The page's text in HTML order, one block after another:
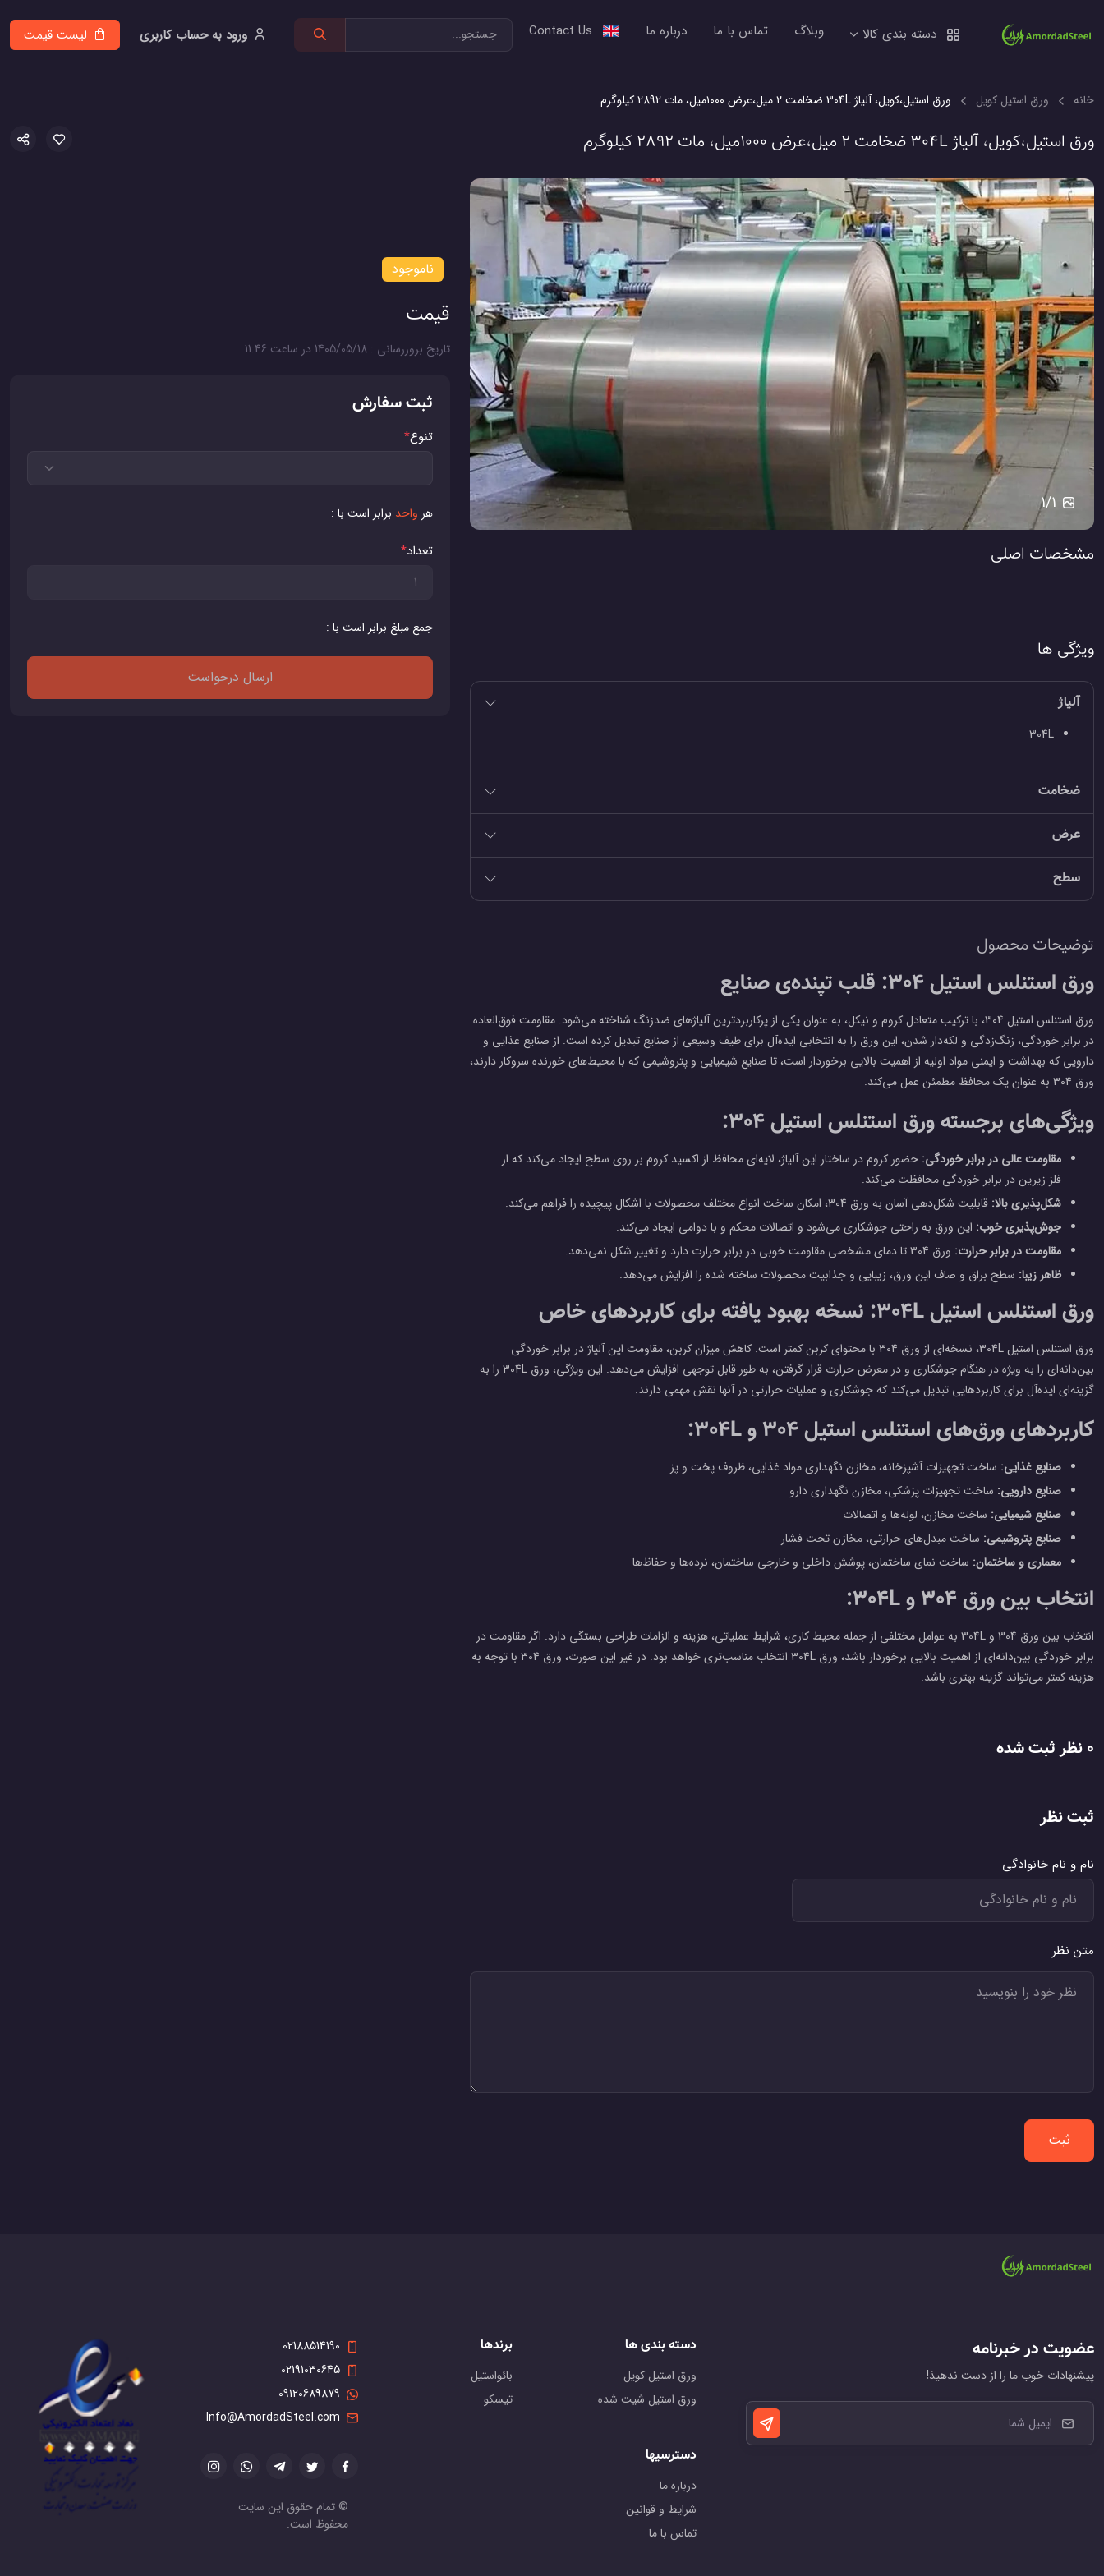
ورود به حساب کاربری لیست قیمت دسته بندی کالا وبلاگ تماس با ما درباره ما
خانه ورق استیل کویل ورق استیل،کویل، آلیاژ 304L ضخامت ۲ میل،عرض ۱۰۰۰میل، مات 2892 کیلوگرم
ورق استیل،کویل، آلیاژ 304L ضخامت ۲ میل،عرض ۱۰۰۰میل، مات 2892 کیلوگرم
1/1
مشخصات اصلی
ویژگی ها
آلیاژ
304L
ضخامت
عرض
سطح
توضیحات محصول
ورق استنلس استیل 304: قلب تپنده‌ی صنایع
ورق استنلس استیل 304، با ترکیب متعادل کروم و نیکل، به عنوان یکی از پرکاربردترین آلیاژهای ضدزنگ شناخته می‌شود. مقاومت فوق‌العاده
در برابر خوردگی، زنگ‌زدگی و لکه‌دار شدن، این ورق را به انتخابی ایده‌آل برای طیف وسیعی از صنایع تبدیل کرده است. از صنایع غذایی و
دارویی که بهداشت و ایمنی مواد اولیه از اهمیت بالایی برخوردار است، تا صنایع شیمیایی و پتروشیمی که با محیط‌های خورنده سروکار دارند،
ورق 304 به عنوان یک محافظ مطمئن عمل می‌کند.
ویژگی‌های برجسته ورق استنلس استیل 304:
مقاومت عالی در برابر خوردگی: حضور کروم در ساختار این آلیاژ، لایه‌ای محافظ از اکسید کروم بر روی سطح ایجاد می‌کند که از
فلز زیرین در برابر خوردگی محافظت می‌کند.
شکل‌پذیری بالا: قابلیت شکل‌دهی آسان به ورق 304، امکان ساخت انواع مختلف محصولات با اشکال پیچیده را فراهم می‌کند.
جوش‌پذیری خوب: این ورق به راحتی جوشکاری می‌شود و اتصالات محکم و با دوامی ایجاد می‌کند.
مقاومت در برابر حرارت: ورق 304 تا دمای مشخصی مقاومت خوبی در برابر حرارت دارد و تغییر شکل نمی‌دهد.
ظاهر زیبا: سطح براق و صاف این ورق، زیبایی و جذابیت محصولات ساخته شده را افزایش می‌دهد.
ورق استنلس استیل 304L: نسخه بهبود یافته برای کاربردهای خاص
ورق استنلس استیل 304L، نسخه‌ای از ورق 304 با محتوای کربن کمتر است. کاهش میزان کربن، مقاومت این آلیاژ در برابر خوردگی
بین‌دانه‌ای را به ویژه در هنگام جوشکاری و در معرض حرارت قرار گرفتن، به طور قابل توجهی افزایش می‌دهد. این ویژگی، ورق 304L را به
گزینه‌ای ایده‌آل برای کاربردهایی تبدیل می‌کند که جوشکاری و عملیات حرارتی در آنها نقش مهمی دارند.
کاربردهای ورق‌های استنلس استیل 304 و 304L:
صنایع غذایی: ساخت تجهیزات آشپزخانه، مخازن نگهداری مواد غذایی، ظروف پخت و پز
صنایع دارویی: ساخت تجهیزات پزشکی، مخازن نگهداری دارو
صنایع شیمیایی: ساخت مخازن، لوله‌ها و اتصالات
صنایع پتروشیمی: ساخت مبدل‌های حرارتی، مخازن تحت فشار
معماری و ساختمان: ساخت نمای ساختمان، پوشش داخلی و خارجی ساختمان، نرده‌ها و حفاظ‌ها
انتخاب بین ورق 304 و 304L:
انتخاب بین ورق 304 و 304L به عوامل مختلفی از جمله محیط کاری، شرایط عملیاتی، هزینه و الزامات طراحی بستگی دارد. اگر مقاومت در
برابر خوردگی بین‌دانه‌ای از اهمیت بالایی برخوردار باشد، ورق 304L انتخاب مناسب‌تری خواهد بود. در غیر این صورت، ورق 304 با توجه به
هزینه کمتر می‌تواند گزینه بهتری باشد.
0 نظر ثبت شده
ثبت نظر
نام و نام خانوادگی
متن نظر
ثبت
ناموجود
قیمت
تاریخ بروزرسانی : 1405/05/18 در ساعت 11:46
ثبت سفارش
تنوع*
هر واحد برابر است با :
تعداد*
جمع مبلغ برابر است با :
ارسال درخواست
عضویت در خبرنامه
پیشنهادات خوب ما را از دست ندهیذ!
دسته بندی ها
ورق استیل کویل
ورق استیل شیت شده
برندها
بائواستیل
تیسکو
دسترسیها
درباره ما
شرایط و قوانین
تماس با ما
02188514190
02191030645
09120689879
Info@AmordadSteel.com
© تمام حقوق این سایت
محفوظ است.